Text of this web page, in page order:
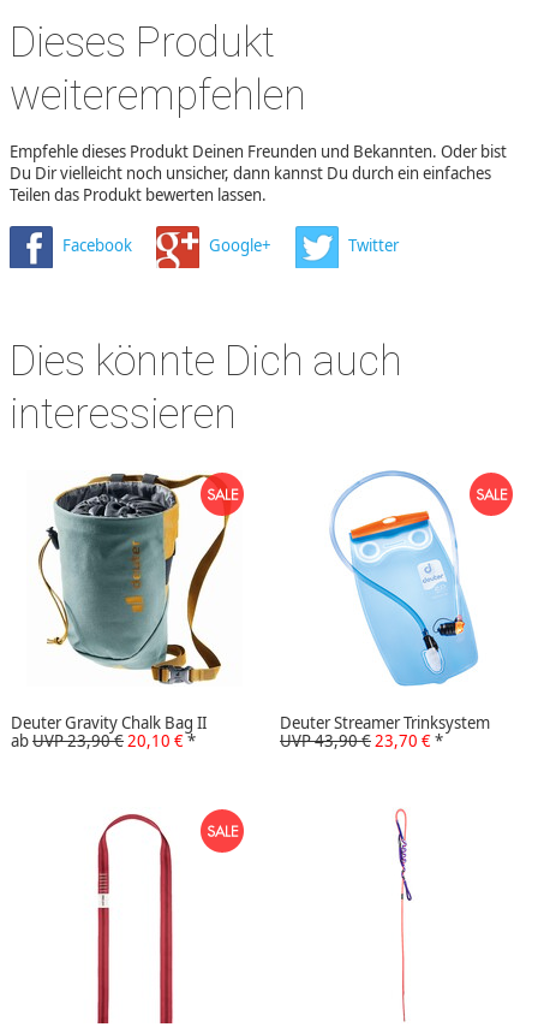
Dieses Produkt
weiterempfehlen
Empfehle dieses Produkt Deinen Freunden und Bekannten. Oder bist
Du Dir vielleicht noch unsicher, dann kannst Du durch ein einfaches
Teilen das Produkt bewerten lassen.
Facebook Google+ Twitter
Dies könnte Dich auch
interessieren
Deuter Gravity Chalk Bag II
abUVP 23,90 € 20,10 €*
Deuter Streamer Trinksystem
UVP 43,90 € 23,70 €*